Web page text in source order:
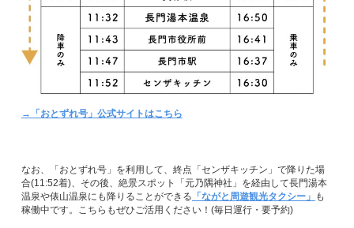
→「おとずれ号」公式サイトはこちら
なお、「おとずれ号」を利用して、終点「センザキッチン」で降りた場
合(11:52着)、その後、絶景スポット「元乃隅神社」を経由して長門湯本
温泉や俵山温泉にも降りることができる 「ながと周遊観光タクシー」 も
稼働中です。こちらもぜひご活用ください！(毎日運行・要予約)